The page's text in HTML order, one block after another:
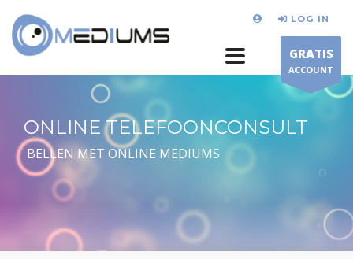
LOG IN
GRATIS
ACCOUNT
ONLINE TELEFOONCONSULT
BELLEN MET ONLINE MEDIUMS